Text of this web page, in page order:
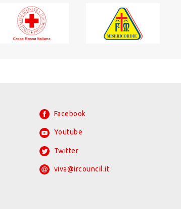
Facebook
Youtube
Twitter
viva@ircouncil.it